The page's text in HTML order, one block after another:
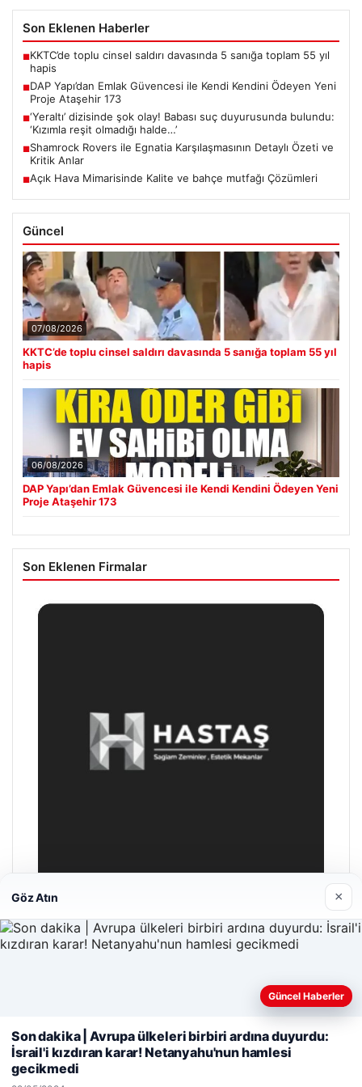
Son Eklenen Haberler
■KKTC’de toplu cinsel saldırı davasında 5 sanığa toplam 55 yıl
hapis
■DAP Yapı’dan Emlak Güvencesi ile Kendi Kendini Ödeyen Yeni
Proje Ataşehir 173
■‘Yeraltı’ dizisinde şok olay! Babası suç duyurusunda bulundu:
‘Kızımla reşit olmadığı halde…’
■Shamrock Rovers ile Egnatia Karşılaşmasının Detaylı Özeti ve
Kritik Anlar
■Açık Hava Mimarisinde Kalite ve bahçe mutfağı Çözümleri
Güncel
07/08/2026
KKTC’de toplu cinsel saldırı davasında 5 sanığa toplam 55 yıl
hapis
06/08/2026
DAP Yapı’dan Emlak Güvencesi ile Kendi Kendini Ödeyen Yeni
Proje Ataşehir 173
Son Eklenen Firmalar
Hastaş Beton
26/05/2026
© 2026 Parapul – Güncel Ekonomi Haberleri
deneyiminizi kişiselleştirmek ve geliştirmek amacıyla çerezler
kullanıyoruz.Çerez Politikamız
Göz Atın ×
Güncel Haberler
Son dakika | Avrupa ülkeleri birbiri ardına duyurdu:
İsrail'i kızdıran karar! Netanyahu'nun hamlesi
gecikmedi